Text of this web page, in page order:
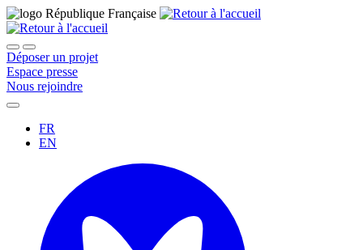
Déposer un projet
Espace presse
Nous rejoindre
FR
EN